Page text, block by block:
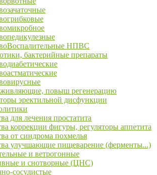
НПВС
бактерийные препараты
повыш регенерацию
эректильной дисфункции
для лечения простатита
коррекции фигуры, регуляторы аппетита
от синдрома похмелья
улучшающие пищеварение (ферменты...)
и ветрогонные
и снотворные (ЦНС)
сосудистые